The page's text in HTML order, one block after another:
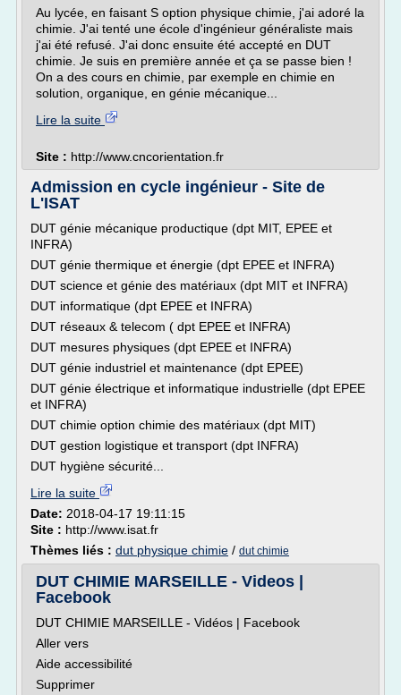
Au lycée, en faisant S option physique chimie, j'ai adoré la
chimie. J'ai tenté une école d'ingénieur généraliste mais
j'ai été refusé. J'ai donc ensuite été accepté en DUT
chimie. Je suis en première année et ça se passe bien !
On a des cours en chimie, par exemple en chimie en
solution, organique, en génie mécanique...
Lire la suite
Site : http://www.cncorientation.fr
Admission en cycle ingénieur - Site de
L'ISAT
DUT génie mécanique productique (dpt MIT, EPEE et
INFRA)
DUT génie thermique et énergie (dpt EPEE et INFRA)
DUT science et génie des matériaux (dpt MIT et INFRA)
DUT informatique (dpt EPEE et INFRA)
DUT réseaux & telecom ( dpt EPEE et INFRA)
DUT mesures physiques (dpt EPEE et INFRA)
DUT génie industriel et maintenance (dpt EPEE)
DUT génie électrique et informatique industrielle (dpt EPEE
et INFRA)
DUT chimie option chimie des matériaux (dpt MIT)
DUT gestion logistique et transport (dpt INFRA)
DUT hygiène sécurité...
Lire la suite
Date: 2018-04-17 19:11:15
Site : http://www.isat.fr
Thèmes liés : dut physique chimie / dut chimie
DUT CHIMIE MARSEILLE - Videos |
Facebook
DUT CHIMIE MARSEILLE - Vidéos | Facebook
Aller vers
Aide accessibilité
Supprimer